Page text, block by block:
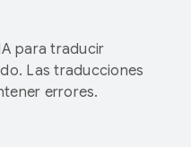
para traducir
Las traducciones
errores.